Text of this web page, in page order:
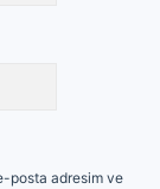
posta adresim ve